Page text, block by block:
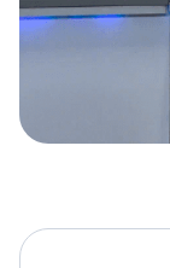
5